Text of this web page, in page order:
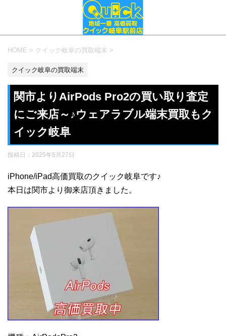
HOME > クイック岐阜の買取端末 >
クイック岐阜の買取端末
関市よりAirPods Pro2の買い取り査定
にご来店～♪ウェアラブル端末買取もク
イック岐阜
投稿日： 2025年5月27日
iPhone/iPad高価買取のクイック岐阜です♪
本日は関市より御来店頂きました。